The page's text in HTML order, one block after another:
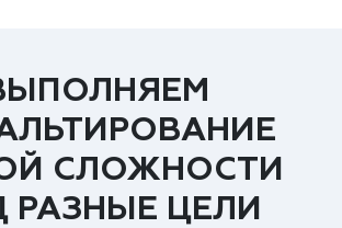
СЛОЖНОСТИ
РАЗНЫЕ ЦЕЛИ